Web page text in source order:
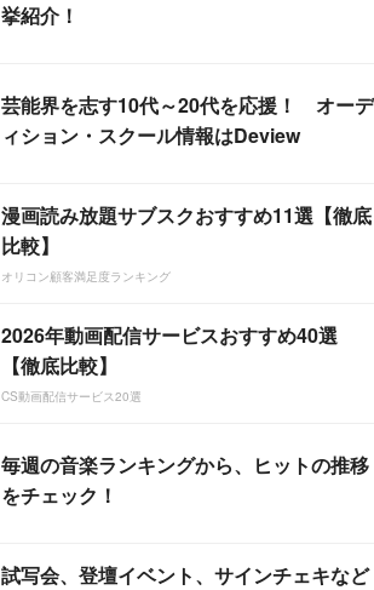
挙紹介！
芸能界を志す10代～20代を応援！ オーデ
ィション・スクール情報はDeview
漫画読み放題サブスクおすすめ11選【徹底
比較】
オリコン顧客満足度ランキング
2026年動画配信サービスおすすめ40選
【徹底比較】
CS動画配信サービス20選
毎週の音楽ランキングから、ヒットの推移
をチェック！
試写会、登壇イベント、サインチェキなど